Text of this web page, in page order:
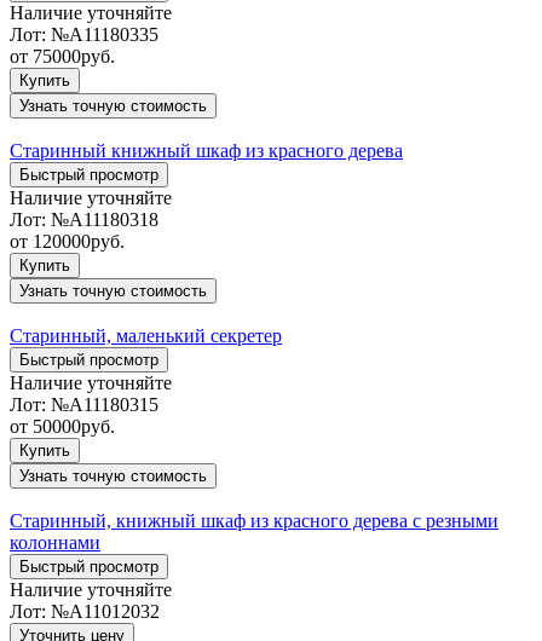
Наличие уточняйте
Лот: №А11180335
от 75000руб.
Купить
Узнать точную стоимость
Старинный книжный шкаф из красного дерева
Быстрый просмотр
Наличие уточняйте
Лот: №А11180318
от 120000руб.
Купить
Узнать точную стоимость
Старинный, маленький секретер
Быстрый просмотр
Наличие уточняйте
Лот: №А11180315
от 50000руб.
Купить
Узнать точную стоимость
Старинный, книжный шкаф из красного дерева с резными
колоннами
Быстрый просмотр
Наличие уточняйте
Лот: №А11012032
Уточнить цену